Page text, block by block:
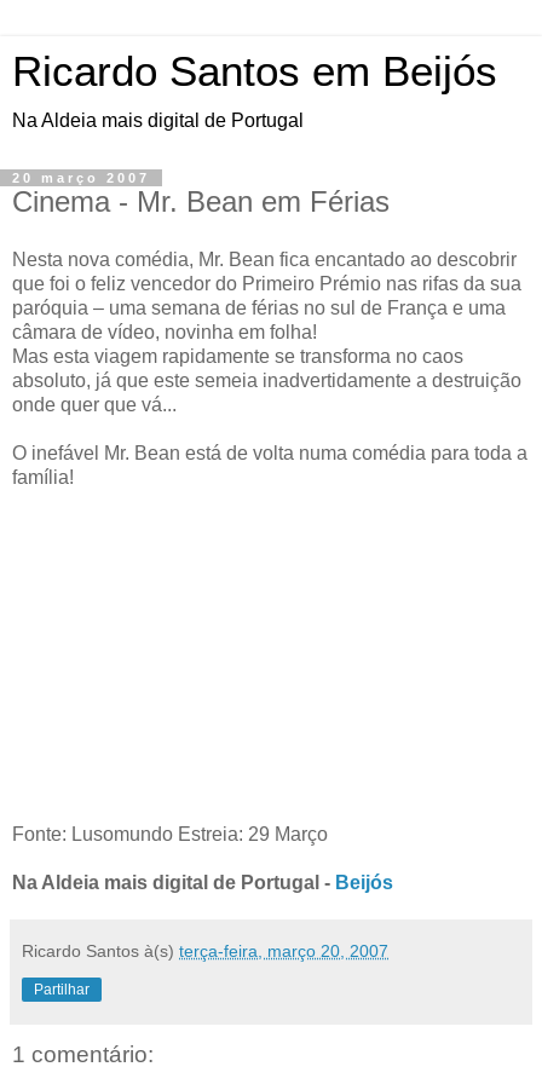
Ricardo Santos em Beijós
Na Aldeia mais digital de Portugal
20 março 2007
Cinema - Mr. Bean em Férias
Nesta nova comédia, Mr. Bean fica encantado ao descobrir
que foi o feliz vencedor do Primeiro Prémio nas rifas da sua
paróquia – uma semana de férias no sul de França e uma
câmara de vídeo, novinha em folha!
Mas esta viagem rapidamente se transforma no caos
absoluto, já que este semeia inadvertidamente a destruição
onde quer que vá...
O inefável Mr. Bean está de volta numa comédia para toda a
família!
Fonte: Lusomundo Estreia: 29 Março
Na Aldeia mais digital de Portugal - Beijós
Ricardo Santos à(s) terça-feira, março 20, 2007
Partilhar
1 comentário: